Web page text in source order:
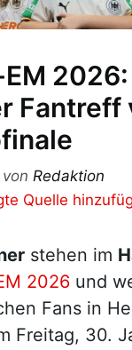
2026:
Fantreff
von Redaktion
Quelle
stehen im
2026 und
Fans in
Freitag, 30.